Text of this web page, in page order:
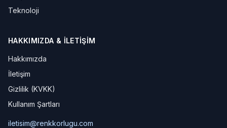
Teknoloji
HAKKIMIZDA & İLETIŞIM
Hakkımızda
İletişim
Gizlilik (KVKK)
Kullanım Şartları
iletisim@renkkorlugu.com